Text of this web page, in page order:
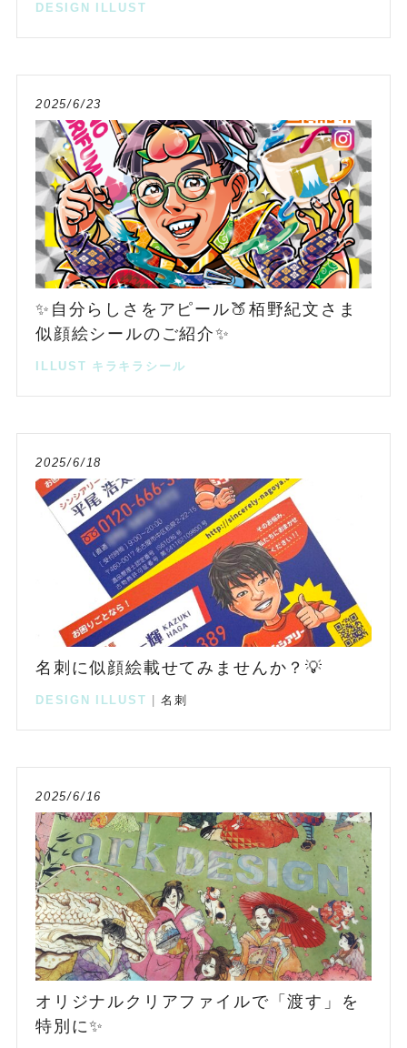
DESIGN ILLUST
2025/6/23
✨自分らしさをアピール🍑栢野紀文さま
似顔絵シールのご紹介✨
ILLUST キラキラシール
2025/6/18
名刺に似顔絵載せてみませんか？💡
DESIGN ILLUST |名刺
2025/6/16
オリジナルクリアファイルで「渡す」を
特別に✨